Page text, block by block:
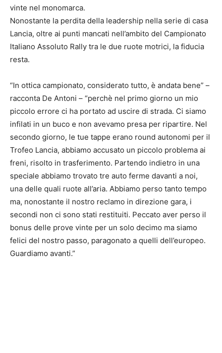
vinte nel monomarca.
Nonostante la perdita della leadership nella serie di casa
Lancia, oltre ai punti mancati nell’ambito del Campionato
Italiano Assoluto Rally tra le due ruote motrici, la fiducia
resta.
“In ottica campionato, considerato tutto, è andata bene” –
racconta De Antoni – “perchè nel primo giorno un mio
piccolo errore ci ha portato ad uscire di strada. Ci siamo
infilati in un buco e non avevamo presa per ripartire. Nel
secondo giorno, le tue tappe erano round autonomi per il
Trofeo Lancia, abbiamo accusato un piccolo problema ai
freni, risolto in trasferimento. Partendo indietro in una
speciale abbiamo trovato tre auto ferme davanti a noi,
una delle quali ruote all’aria. Abbiamo perso tanto tempo
ma, nonostante il nostro reclamo in direzione gara, i
secondi non ci sono stati restituiti. Peccato aver perso il
bonus delle prove vinte per un solo decimo ma siamo
felici del nostro passo, paragonato a quelli dell’europeo.
Guardiamo avanti.”